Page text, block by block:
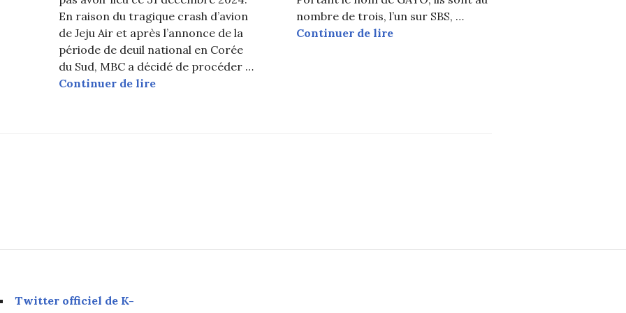
En raison du tragique crash d’avion
de Jeju Air et après l’annonce de la
période de deuil national en Corée
du Sud, MBC a décidé de procéder …
Continuer de lireLes MBC Gayo Daejejeon 2024 annulés en raison du deuil national ; Les
nombre de trois, l’un sur SBS, …
Continuer de lireLes NewJeans en larmes après leur pré-
Twitter officiel de K-